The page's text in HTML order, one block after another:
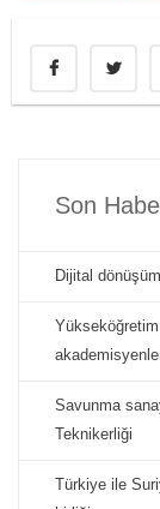
Son
Dijital
Savunma
Teknikerliği
Türkiye ile